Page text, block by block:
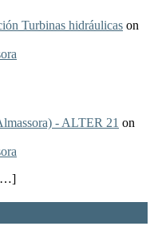
Turbinas hidráulicas on
- ALTER 21 on
[…]